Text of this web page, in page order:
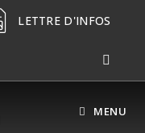
LETTRE D'INFOS
MENU